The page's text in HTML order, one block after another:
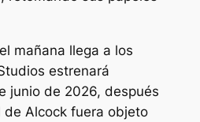
mañana llega a los
estrenará
junio de 2026, después
de Alcock fuera objeto